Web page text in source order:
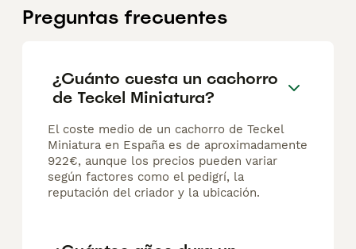
Preguntas frecuentes
¿Cuánto cuesta un cachorro
de Teckel Miniatura?
El coste medio de un cachorro de Teckel
Miniatura en España es de aproximadamente
922€, aunque los precios pueden variar
según factores como el pedigrí, la
reputación del criador y la ubicación.